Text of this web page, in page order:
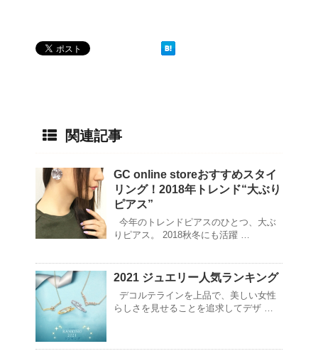
関連記事
GC online storeおすすめスタイ
リング！2018年トレンド“大ぶり
ピアス”
今年のトレンドピアスのひとつ、大ぶ
りピアス。 2018秋冬にも活躍 …
2021 ジュエリー人気ランキング
デコルテラインを上品で、美しい女性
らしさを見せることを追求してデザ …